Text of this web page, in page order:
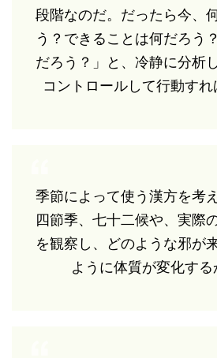
段階なのだ。だったら今、
う？できることは何だろう
だろう？」と、冷静に分析
コントロールして行動すれ
季節によって使う漢方を考
四節季、七十二候や、実際
を観察し、どのような邪が
ように体質が変化する